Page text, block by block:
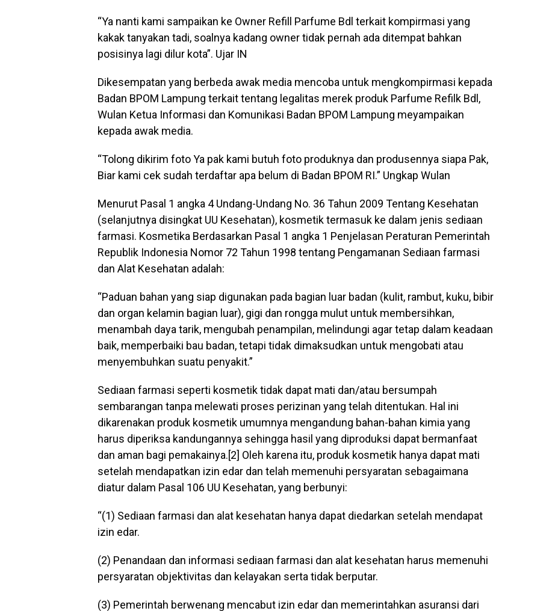
“Ya nanti kami sampaikan ke Owner Refill Parfume Bdl terkait kompirmasi yang
kakak tanyakan tadi, soalnya kadang owner tidak pernah ada ditempat bahkan
posisinya lagi dilur kota”. Ujar IN
Dikesempatan yang berbeda awak media mencoba untuk mengkompirmasi kepada
Badan BPOM Lampung terkait tentang legalitas merek produk Parfume Refilk Bdl,
Wulan Ketua Informasi dan Komunikasi Badan BPOM Lampung meyampaikan
kepada awak media.
“Tolong dikirim foto Ya pak kami butuh foto produknya dan produsennya siapa Pak,
Biar kami cek sudah terdaftar apa belum di Badan BPOM RI.” Ungkap Wulan
Menurut Pasal 1 angka 4 Undang-Undang No. 36 Tahun 2009 Tentang Kesehatan
(selanjutnya disingkat UU Kesehatan), kosmetik termasuk ke dalam jenis sediaan
farmasi. Kosmetika Berdasarkan Pasal 1 angka 1 Penjelasan Peraturan Pemerintah
Republik Indonesia Nomor 72 Tahun 1998 tentang Pengamanan Sediaan farmasi
dan Alat Kesehatan adalah:
“Paduan bahan yang siap digunakan pada bagian luar badan (kulit, rambut, kuku, bibir
dan organ kelamin bagian luar), gigi dan rongga mulut untuk membersihkan,
menambah daya tarik, mengubah penampilan, melindungi agar tetap dalam keadaan
baik, memperbaiki bau badan, tetapi tidak dimaksudkan untuk mengobati atau
menyembuhkan suatu penyakit.”
Sediaan farmasi seperti kosmetik tidak dapat mati dan/atau bersumpah
sembarangan tanpa melewati proses perizinan yang telah ditentukan. Hal ini
dikarenakan produk kosmetik umumnya mengandung bahan-bahan kimia yang
harus diperiksa kandungannya sehingga hasil yang diproduksi dapat bermanfaat
dan aman bagi pemakainya.[2] Oleh karena itu, produk kosmetik hanya dapat mati
setelah mendapatkan izin edar dan telah memenuhi persyaratan sebagaimana
diatur dalam Pasal 106 UU Kesehatan, yang berbunyi:
“(1) Sediaan farmasi dan alat kesehatan hanya dapat diedarkan setelah mendapat
izin edar.
(2) Penandaan dan informasi sediaan farmasi dan alat kesehatan harus memenuhi
persyaratan objektivitas dan kelayakan serta tidak berputar.
(3) Pemerintah berwenang mencabut izin edar dan memerintahkan asuransi dari